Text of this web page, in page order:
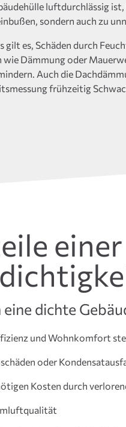
luftdurchlässig
sondern auch zu
gilt es, Schäden durch
wie Dämmung oder
Auch die
frühzeitig
eine dichte
einer
und Wohnkomfort
oder
Kosten durch